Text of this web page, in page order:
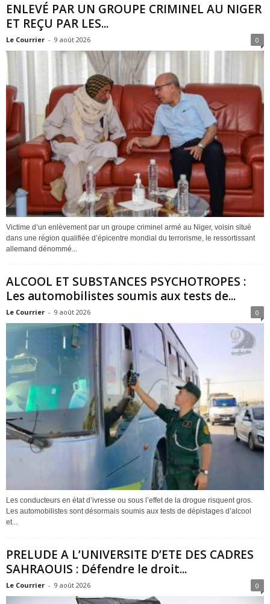
ENLEVÉ PAR UN GROUPE CRIMINEL AU NIGER
ET REÇU PAR LES...
Le Courrier - 9 août 2026 0
Victime d’un enlèvement par un groupe criminel armé au Niger, voisin situé
dans une région qualifiée d’épicentre mondial du terrorisme, le ressortissant
allemand dénommé...
ALCOOL ET SUBSTANCES PSYCHOTROPES :
Les automobilistes soumis aux tests de...
Le Courrier - 9 août 2026 0
Les conducteurs en état d’ivresse ou sous l’effet de la drogue risquent gros.
Les automobilistes sont désormais soumis aux tests de dépistages d’alcool
et...
PRELUDE A L’UNIVERSITE D’ETE DES CADRES
SAHRAOUIS : Défendre le droit...
Le Courrier - 9 août 2026 0